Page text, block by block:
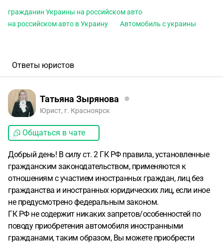
гражданин Украины на российском авто
на российском авто в Украину
Автомобиль с украины
Ответы юристов
Татьяна Зырянова
Юрист, г. Красноярск
Общаться в чате
Добрый день! В силу ст. 2 ГК РФ правила, установленные
гражданским законодательством, применяются к
отношениям с участием иностранных граждан, лиц без
гражданства и иностранных юридических лиц, если иное
не предусмотрено федеральным законом.
ГК РФ не содержит никаких запретов/особенностей по
поводу приобретения автомобиля иностранными
гражданами, таким образом, Вы можете приобрести